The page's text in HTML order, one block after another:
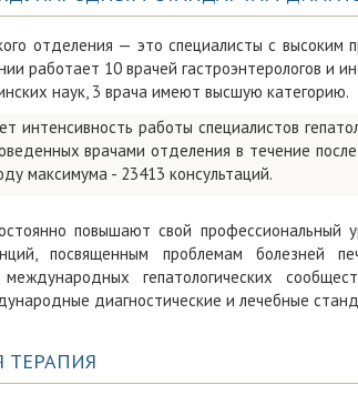
отделения — это специалисты с
работает 10 врачей гастроэнтерологов и
наук, 3 врача имеют высшую категорию.
интенсивность работы специалистов
врачами отделения в течение
максимума - 23413 консультаций.
повышают свой профессиональный
посвященным проблемам болезней
гепатологических
диагностические и лечебные
ТЕРАПИЯ